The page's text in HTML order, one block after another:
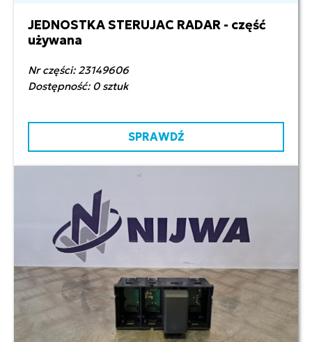
2 500,00 zł netto
JEDNOSTKA STERUJAC RADAR - część
używana
Nr części: 23149606
Dostępność: 0 sztuk
SPRAWDŹ